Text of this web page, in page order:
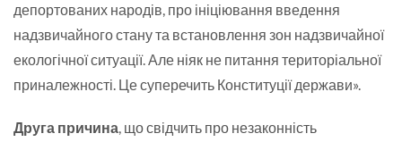
депортованих народів, про ініціювання введення
надзвичайного стану та встановлення зон надзвичайної
екологічної ситуації. Але ніяк не питання територіальної
приналежності. Це суперечить Конституції держави».
Друга причина, що свідчить про незаконність